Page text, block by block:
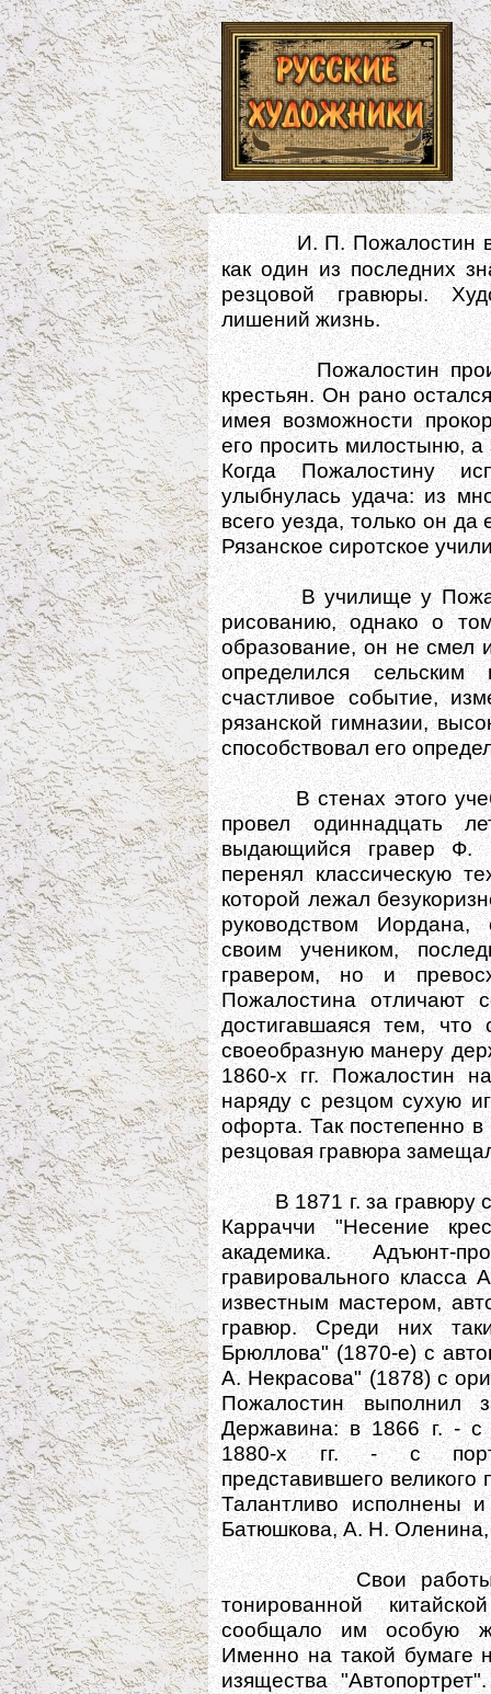
И. П. Пожалостин
как один из последних
резцовой гравюры.
лишений жизнь.
Пожалостин
крестьян. Он рано
имея возможности
его просить милостыню,
Когда Пожалостину
улыбнулась удача: из
всего уезда, только он
Рязанское сиротское
В училище у
рисованию, однако о
образование, он не смел
определился
счастливое событие,
рязанской гимназии,
способствовал его
В стенах этого
провел одиннадцать
выдающийся гравер
перенял классическую
которой лежал
руководством
своим учеником,
гравером, но и
Пожалостина отличают
достигавшаяся тем, что
своеобразную манеру
1860-х гг. Пожалостин
наряду с резцом сухую
офорта. Так постепенно
резцовая гравюра
В 1871 г. за гравюру с
Карраччи "Несение
академика. Адъюнт-
гравировального класса
известным мастером,
гравюр. Среди них
Брюллова" (1870-е) с
А. Некрасова" (1878) с
Пожалостин выполнил
Державина: в 1866 г. - с
1880-х гг. - с
представившего
Талантливо исполнены
Батюшкова, А. Н.
Свои работы
тонированной
сообщало им особую
Именно на такой бумаге
изящества